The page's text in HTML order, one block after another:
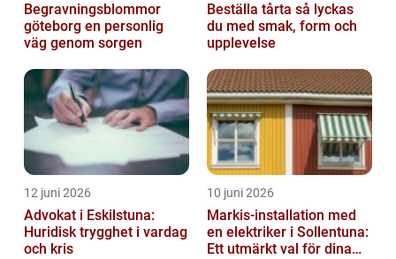
Begravningsblommor
göteborg en personlig
väg genom sorgen
Beställa tårta så lyckas
du med smak, form och
upplevelse
12 juni 2026
Advokat i Eskilstuna:
Huridisk trygghet i vardag
och kris
10 juni 2026
Markis-installation med
en elektriker i Sollentuna:
Ett utmärkt val för dina